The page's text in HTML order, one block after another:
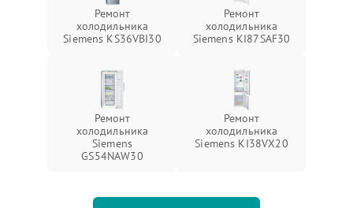
Ремонт
холодильника
Siemens KS36VBI30
Ремонт
холодильника
Siemens KI87SAF30
Ремонт
холодильника
Siemens
GS54NAW30
Ремонт
холодильника
Siemens KI38VX20